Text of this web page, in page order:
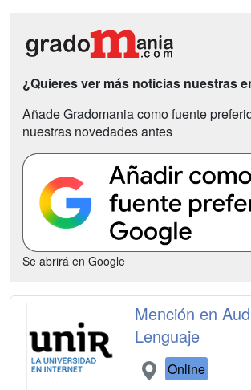
¿Quieres ver más noticias nuestras
Añade Gradomania como fuente
nuestras novedades antes
Se abrirá en Google
Mención en
Lenguaje
Online